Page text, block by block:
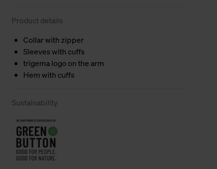
Product details
Collar with zipper
Sleeves with cuffs
trigema logo on the arm
Hem with cuffs
Sustainability